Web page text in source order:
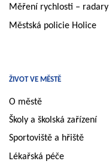
Měření rychlosti – radary
Městská policie Holice
ŽIVOT VE MĚSTĚ
O městě
Školy a školská zařízení
Sportoviště a hřiště
Lékařská péče